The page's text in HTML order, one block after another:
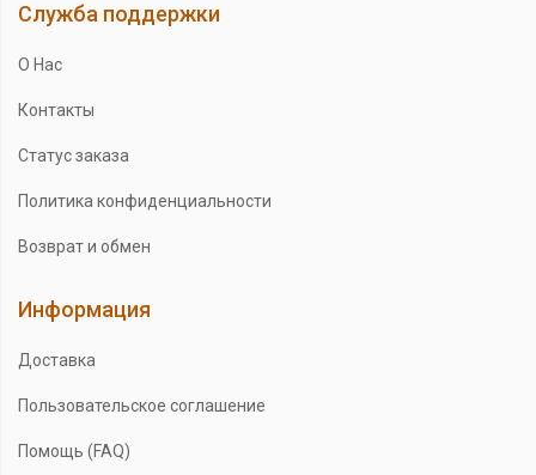
Служба поддержки
О Нас
Контакты
Статус заказа
Политика конфиденциальности
Возврат и обмен
Информация
Доставка
Пользовательское соглашение
Помощь (FAQ)